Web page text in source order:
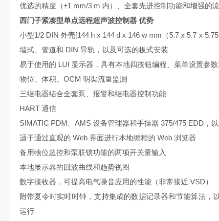
优选的精度（±1 mm/3 m 内）、全套先进控制功能和增强的
西门子紧凑型单点远程超声波控制器 优势
小型1/2 DIN 外壳[144 h x 144 d x 146 w mm（5.7 x 5.7 x
墙式、管道和 DIN 导轨，以及可选的板式安装
易于使用的 LUI 显示器，具有本地四按钮编程、菜单设置参
物位、体积、OCM 明渠流量监测
三继电器结合全套泵、报警和继电器控制功能
HART 通信
SIMATIC PDM、AMS 设备管理器和手操器 375/475 EDD，
适于通过直观的 Web 界面进行本地编程的 Web 浏览器
备用物位超控和泵联锁功能的两项开关量输入
本地显示器的回波曲线和趋势视图
数字接收器，可提高电气噪音应用的性能（非常接近 VSD）
附带夏令时实时时钟，支持集成的数据记录器和节能算法，
运行